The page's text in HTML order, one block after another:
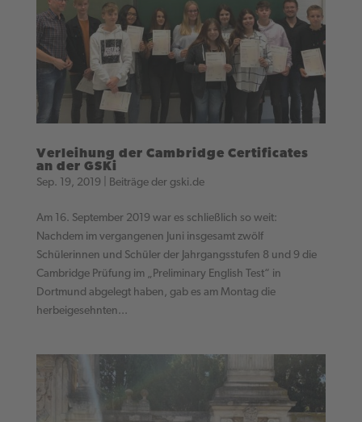
Verleihung der Cambridge Certificates
an der GSKi
Sep. 19, 2019 Beiträge der gski.de
Am 16. September 2019 war es schließlich so weit:
Nachdem im vergangenen Juni insgesamt zwölf
Schülerinnen und Schüler der Jahrgangsstufen 8 und 9 die
Cambridge Prüfung im „Preliminary English Test“ in
Dortmund abgelegt haben, gab es am Montag die
herbeigesehnten...